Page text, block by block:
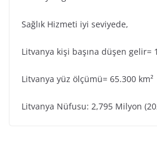
Sağlık Hizmeti iyi seviyede,
Litvanya kişi başına düşen gelir=
Litvanya yüz ölçümü= 65.300 km²
Litvanya Nüfusu: 2,795 Milyon